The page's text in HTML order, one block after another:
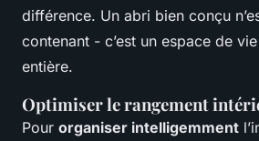
différence. Un abri bien conçu
contenant - c’est un espace de
entière.
Optimiser le rangement
Pour organiser intelligemment